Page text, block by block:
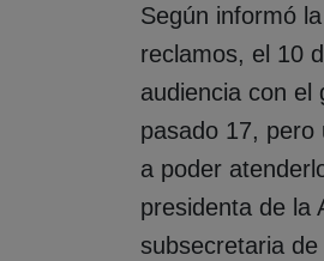
Según informó
reclamos, el 10
audiencia con el
pasado 17, pero
a poder
presidenta de la
subsecretaria